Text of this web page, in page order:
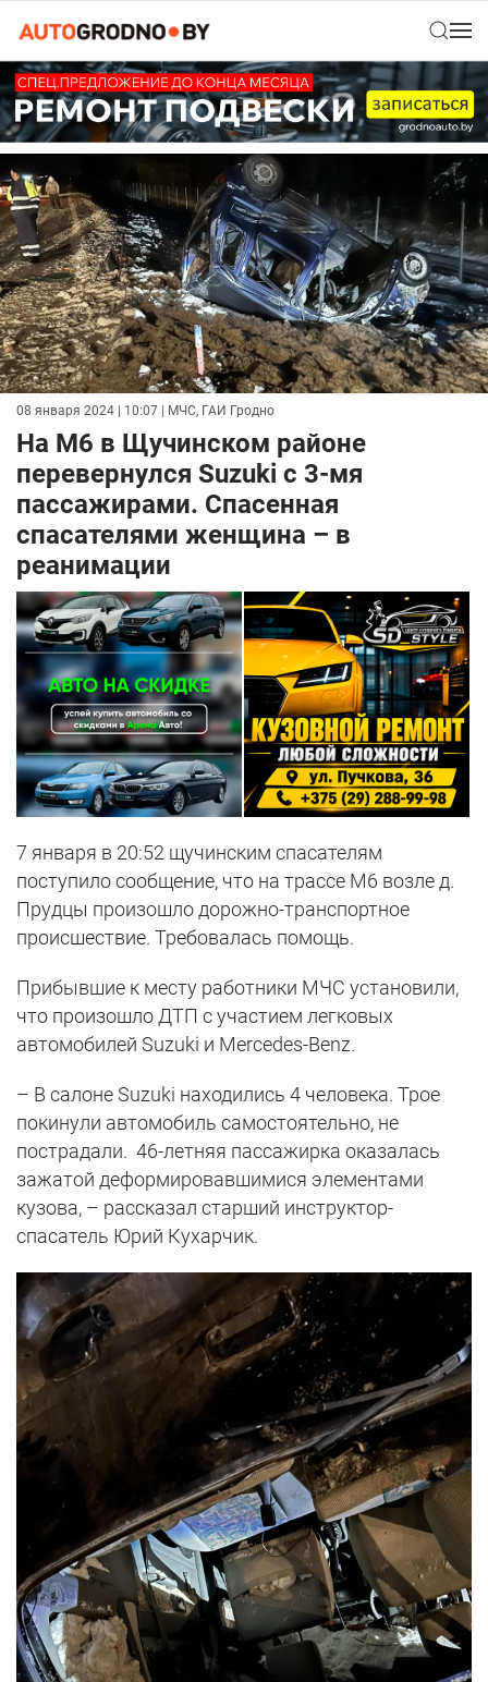
08 января 2024 | 10:07 | МЧС, ГАИ Гродно
На М6 в Щучинском районе
перевернулся Suzuki с 3-мя
пассажирами. Спасенная
спасателями женщина – в
реанимации
7 января в 20:52 щучинским спасателям
поступило сообщение, что на трассе М6 возле д.
Прудцы произошло дорожно-транспортное
происшествие. Требовалась помощь.
Прибывшие к месту работники МЧС установили,
что произошло ДТП с участием легковых
автомобилей Suzuki и Mercedes-Benz.
– В салоне Suzuki находились 4 человека. Трое
покинули автомобиль самостоятельно, не
пострадали. 46-летняя пассажирка оказалась
зажатой деформировавшимися элементами
кузова, – рассказал старший инструктор-
спасатель Юрий Кухарчик.